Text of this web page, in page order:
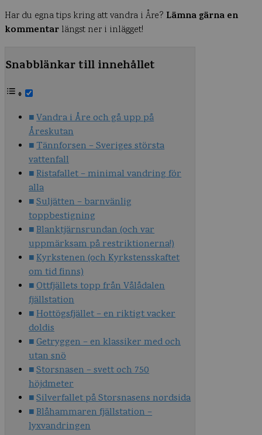
Har du egna tips kring att vandra i Åre? Lämna gärna en
kommentar längst ner i inlägget!
Snabblänkar till innehållet
Vandra i Åre och gå upp på
Åreskutan
Tännforsen – Sveriges största
vattenfall
Ristafallet – minimal vandring för
alla
Suljätten – barnvänlig
toppbestigning
Blanktjärnsrundan (och var
uppmärksam på restriktionerna!)
Kyrkstenen (och Kyrkstensskaftet
om tid finns)
Ottfjällets topp från Vålådalen
fjällstation
Hottögsfjället – en riktigt vacker
doldis
Getryggen – en klassiker med och
utan snö
Storsnasen – svett och 750
höjdmeter
Silverfallet på Storsnasens nordsida
Blåhammaren fjällstation –
lyxvandringen